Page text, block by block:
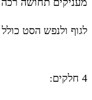
לגוף ולנפש הסט
4 חלקים: